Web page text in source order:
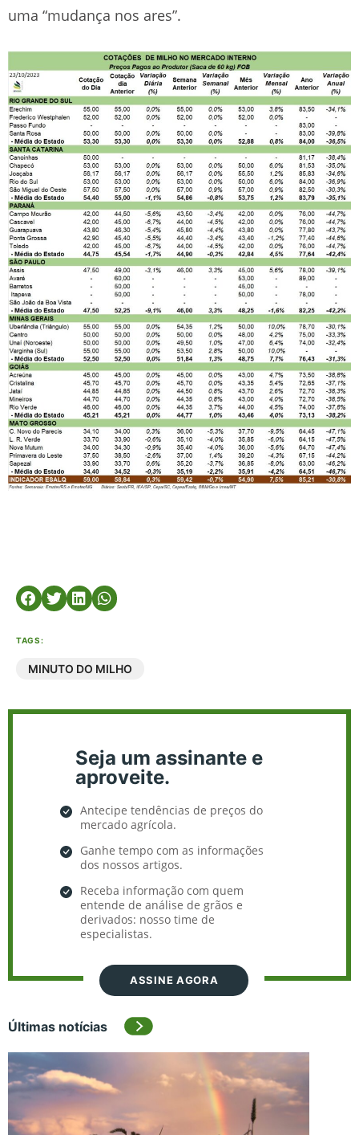
uma “mudança nos ares”.
TAGS:
MINUTO DO MILHO
Seja um assinante e
aproveite.
Antecipe tendências de preços do
mercado agrícola.
Ganhe tempo com as informações
dos nossos artigos.
Receba informação com quem
entende de análise de grãos e
derivados: nosso time de
especialistas.
ASSINE AGORA
Últimas notícias